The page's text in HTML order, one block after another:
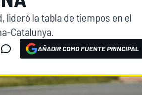
lideró la tabla de tiempos en el
Catalunya.
AÑADIR COMO FUENTE PRINCIPAL